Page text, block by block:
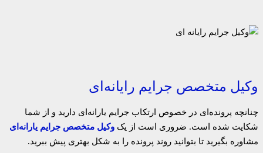
وکیل متخصص جرایم رایانه‌ای
چنانچه پرونده‌ای در خصوص ارتکاب جرایم یارانه‌ای دارید و از شما
شکایت شده است. ضروری است از یک وکیل متخصص جرایم یارانه‌ای
مشاوره بگیرید تا بتوانید روند پرونده را به شکل بهتری پیش ببرید.